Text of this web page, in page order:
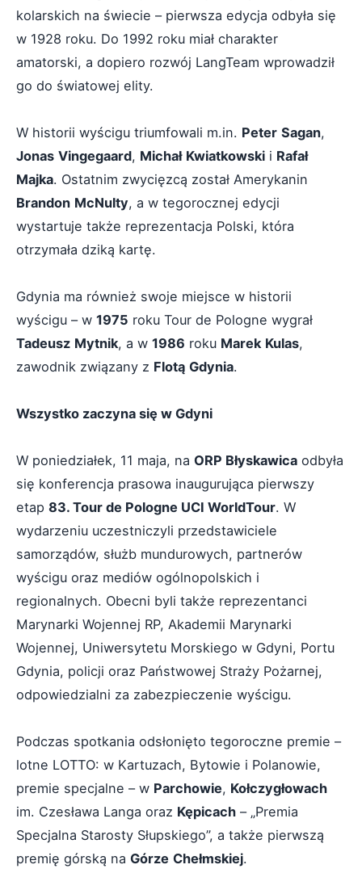
kolarskich na świecie – pierwsza edycja odbyła się
w 1928 roku. Do 1992 roku miał charakter
amatorski, a dopiero rozwój LangTeam wprowadził
go do światowej elity.
W historii wyścigu triumfowali m.in. Peter Sagan,
Jonas Vingegaard, Michał Kwiatkowski i Rafał
Majka. Ostatnim zwycięzcą został Amerykanin
Brandon McNulty, a w tegorocznej edycji
wystartuje także reprezentacja Polski, która
otrzymała dziką kartę.
Gdynia ma również swoje miejsce w historii
wyścigu – w 1975 roku Tour de Pologne wygrał
Tadeusz Mytnik, a w 1986 roku Marek Kulas,
zawodnik związany z Flotą Gdynia.
Wszystko zaczyna się w Gdyni
W poniedziałek, 11 maja, na ORP Błyskawica odbyła
się konferencja prasowa inaugurująca pierwszy
etap 83. Tour de Pologne UCI WorldTour. W
wydarzeniu uczestniczyli przedstawiciele
samorządów, służb mundurowych, partnerów
wyścigu oraz mediów ogólnopolskich i
regionalnych. Obecni byli także reprezentanci
Marynarki Wojennej RP, Akademii Marynarki
Wojennej, Uniwersytetu Morskiego w Gdyni, Portu
Gdynia, policji oraz Państwowej Straży Pożarnej,
odpowiedzialni za zabezpieczenie wyścigu.
Podczas spotkania odsłonięto tegoroczne premie –
lotne LOTTO: w Kartuzach, Bytowie i Polanowie,
premie specjalne – w Parchowie, Kołczygłowach
im. Czesława Langa oraz Kępicach – „Premia
Specjalna Starosty Słupskiego”, a także pierwszą
premię górską na Górze Chełmskiej.